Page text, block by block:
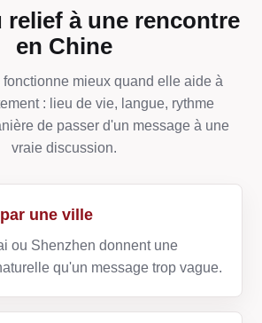
relief à une rencontre
en Chine
mieux quand elle aide à
: lieu de vie, langue, rythme
de passer d'un message à une
vraie discussion.
une ville
ou Shenzhen donnent une
qu'un message trop vague.